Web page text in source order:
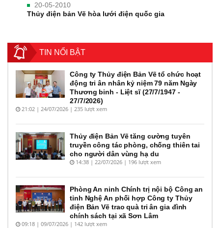
20-05-2010
Thủy điện bản Vẽ hòa lưới điện quốc gia
TIN NỔI BẬT
Công ty Thủy điện Bản Vẽ tổ chức hoạt
động tri ân nhân kỷ niệm 79 năm Ngày
Thương binh - Liệt sĩ (27/7/1947 -
27/7/2026)
21:02 | 24/07/2026 | 235 lượt xem
Thủy điện Bản Vẽ tăng cường tuyên
truyền công tác phòng, chống thiên tai
cho người dân vùng hạ du
14:38 | 22/07/2026 | 196 lượt xem
Phòng An ninh Chính trị nội bộ Công an
tỉnh Nghệ An phối hợp Công ty Thủy
điện Bản Vẽ trao quà tri ân gia đình
chính sách tại xã Sơn Lâm
09:18 | 09/07/2026 | 142 lượt xem